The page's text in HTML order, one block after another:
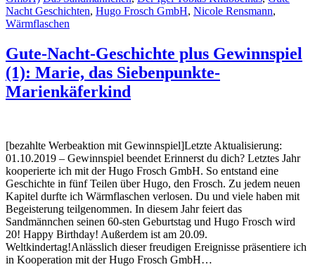
Nacht Geschichten, Hugo Frosch GmbH, Nicole Rensmann,
Wärmflaschen
Gute-Nacht-Geschichte plus Gewinnspiel
(1): Marie, das Siebenpunkte-
Marienkäferkind
[bezahlte Werbeaktion mit Gewinnspiel]Letzte Aktualisierung:
01.10.2019 – Gewinnspiel beendet Erinnerst du dich? Letztes Jahr
kooperierte ich mit der Hugo Frosch GmbH. So entstand eine
Geschichte in fünf Teilen über Hugo, den Frosch. Zu jedem neuen
Kapitel durfte ich Wärmflaschen verlosen. Du und viele haben mit
Begeisterung teilgenommen. In diesem Jahr feiert das
Sandmännchen seinen 60-sten Geburtstag und Hugo Frosch wird
20! Happy Birthday! Außerdem ist am 20.09.
Weltkindertag!Anlässlich dieser freudigen Ereignisse präsentiere ich
in Kooperation mit der Hugo Frosch GmbH…